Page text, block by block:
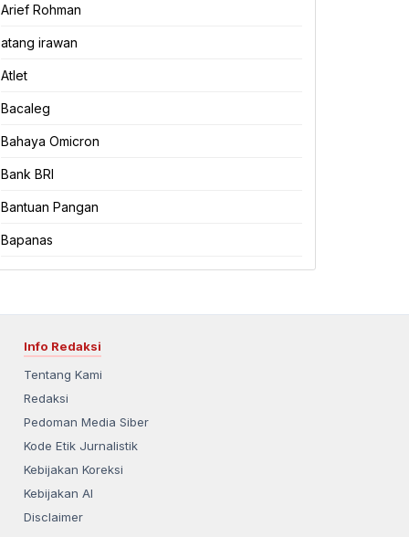
Arief Rohman
atang irawan
Atlet
Bacaleg
Bahaya Omicron
Bank BRI
Bantuan Pangan
Bapanas
Info Redaksi
Tentang Kami
Redaksi
Pedoman Media Siber
Kode Etik Jurnalistik
Kebijakan Koreksi
Kebijakan AI
Disclaimer